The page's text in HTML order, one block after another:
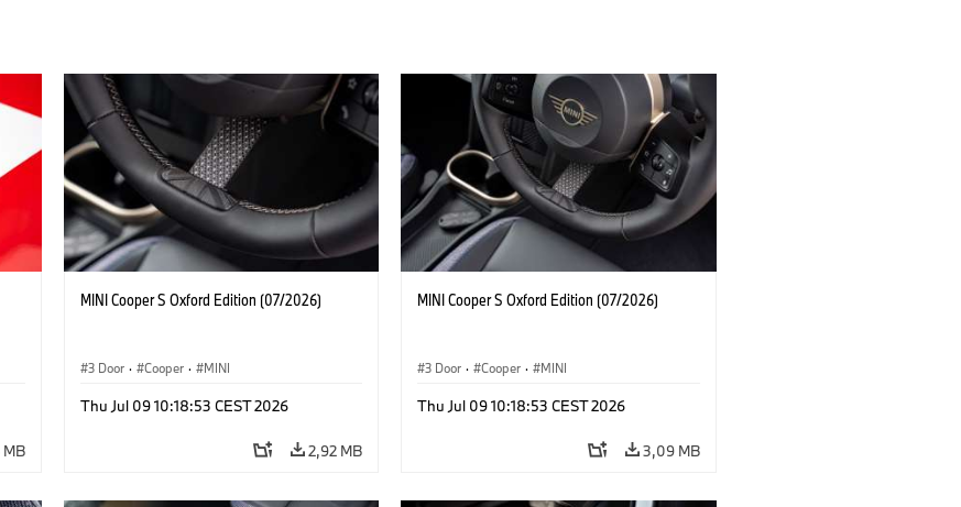
MINI Cooper S Oxford Edition (07/2026)
3 Door · Cooper · MINI
Thu Jul 09 10:18:53 CEST 2026
2,92 MB
MINI Cooper S Oxford Edition (07/2026)
3 Door · Cooper · MINI
Thu Jul 09 10:18:53 CEST 2026
3,09 MB